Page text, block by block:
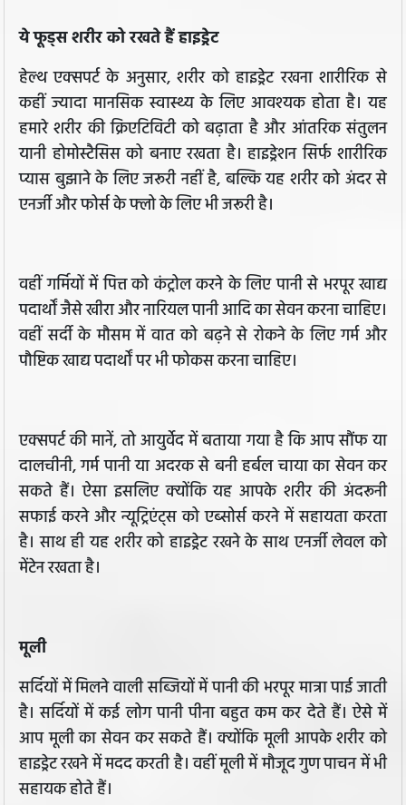
ये फूड्स शरीर को रखते हैं हाइड्रेट
हेल्थ एक्सपर्ट के अनुसार, शरीर को हाइड्रेट रखना शारीरिक से
कहीं ज्यादा मानसिक स्वास्थ्य के लिए आवश्यक होता है। यह
हमारे शरीर की क्रिएटिविटी को बढ़ाता है और आंतरिक संतुलन
यानी होमोस्टैसिस को बनाए रखता है। हाइड्रेशन सिर्फ शारीरिक
प्यास बुझाने के लिए जरूरी नहीं है, बल्कि यह शरीर को अंदर से
एनर्जी और फोर्स के फ्लो के लिए भी जरूरी है।
वहीं गर्मियों में पित्त को कंट्रोल करने के लिए पानी से भरपूर खाद्य
पदार्थों जैसे खीरा और नारियल पानी आदि का सेवन करना चाहिए।
वहीं सर्दी के मौसम में वात को बढ़ने से रोकने के लिए गर्म और
पौष्टिक खाद्य पदार्थों पर भी फोकस करना चाहिए।
एक्सपर्ट की मानें, तो आयुर्वेद में बताया गया है कि आप सौंफ या
दालचीनी, गर्म पानी या अदरक से बनी हर्बल चाया का सेवन कर
सकते हैं। ऐसा इसलिए क्योंकि यह आपके शरीर की अंदरूनी
सफाई करने और न्यूट्रिएंट्स को एब्सोर्स करने में सहायता करता
है। साथ ही यह शरीर को हाइड्रेट रखने के साथ एनर्जी लेवल को
मेंटेन रखता है।
मूली
सर्दियों में मिलने वाली सब्जियों में पानी की भरपूर मात्रा पाई जाती
है। सर्दियों में कई लोग पानी पीना बहुत कम कर देते हैं। ऐसे में
आप मूली का सेवन कर सकते हैं। क्योंकि मूली आपके शरीर को
हाइड्रेट रखने में मदद करती है। वहीं मूली में मौजूद गुण पाचन में भी
सहायक होते हैं।